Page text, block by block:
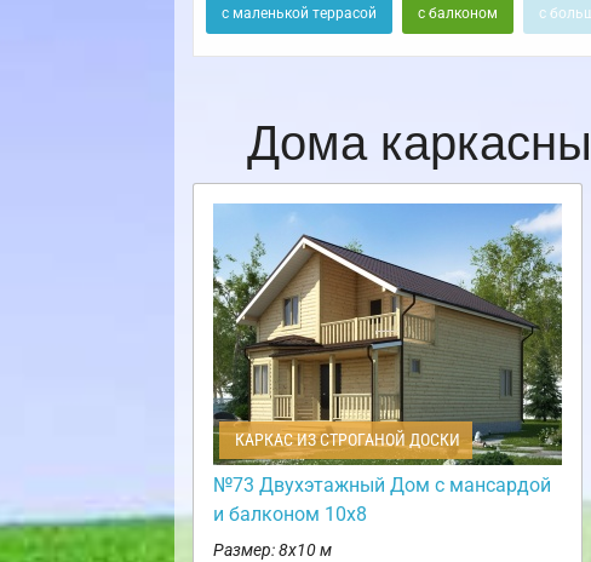
с маленькой террасой с балконом с
Дома
КАРКАС ИЗ СТРОГАНОЙ ДОСКИ
№73 Двухэтажный Дом с мансардой
и балконом 10х8
Размер: 8х10 м